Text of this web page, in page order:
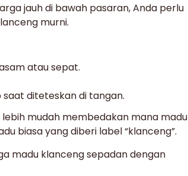
jauh di bawah pasaran, Anda perlu
murni.
atau sepat.
diteteskan di tangan.
mudah membedakan mana madu
biasa yang diberi label “klanceng”.
madu klanceng sepadan dengan